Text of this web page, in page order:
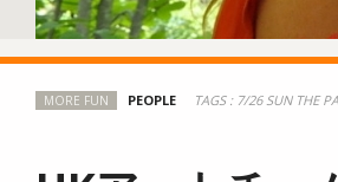
MORE FUN TAGS : 7/26 SUN THE